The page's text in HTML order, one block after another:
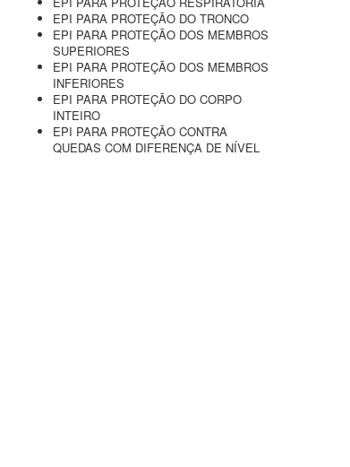
EPI PARA PROTEÇÃO DO TRONCO
EPI PARA PROTEÇÃO DOS MEMBROS
SUPERIORES
EPI PARA PROTEÇÃO DOS MEMBROS
INFERIORES
EPI PARA PROTEÇÃO DO CORPO
INTEIRO
EPI PARA PROTEÇÃO CONTRA
QUEDAS COM DIFERENÇA DE NÍVEL